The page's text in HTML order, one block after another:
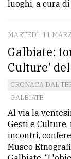
luoghi, a cura di
MARTEDÌ, 11
Galbiate:
Culture'
CRONACA DAL
GALBIATE
Al via la
Gesti e
incontri,
Museo